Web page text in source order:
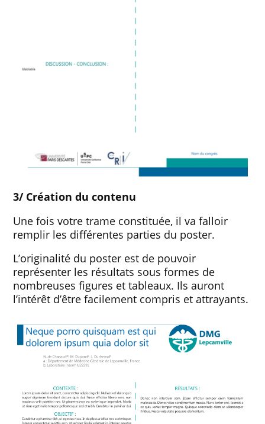
3/ Création du contenu
Une fois votre trame constituée, il va falloir
remplir les différentes parties du poster.
L’originalité du poster est de pouvoir
représenter les résultats sous formes de
nombreuses figures et tableaux. Ils auront
l’intérêt d’être facilement compris et attrayants.